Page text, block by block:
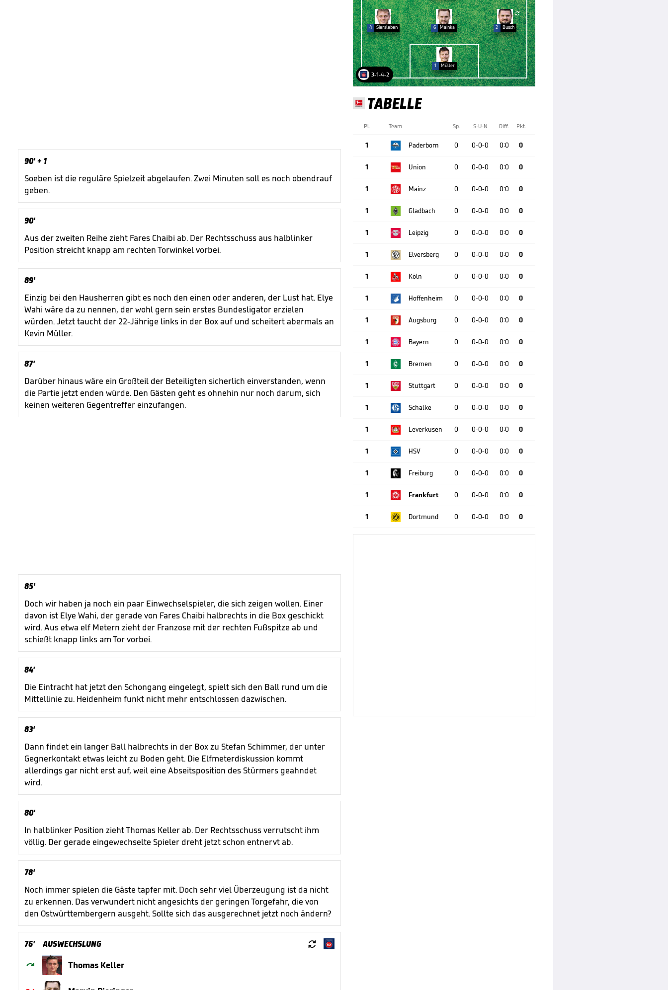
90'+ 1
Soeben ist die reguläre Spielzeit abgelaufen. Zwei Minuten soll es noch obendrauf
geben.
90'
Aus der zweiten Reihe zieht Fares Chaibi ab. Der Rechtsschuss aus halblinker
Position streicht knapp am rechten Torwinkel vorbei.
89'
Einzig bei den Hausherren gibt es noch den einen oder anderen, der Lust hat. Elye
Wahi wäre da zu nennen, der wohl gern sein erstes Bundesligator erzielen
würden. Jetzt taucht der 22-Jährige links in der Box auf und scheitert abermals an
Kevin Müller.
87'
Darüber hinaus wäre ein Großteil der Beteiligten sicherlich einverstanden, wenn
die Partie jetzt enden würde. Den Gästen geht es ohnehin nur noch darum, sich
keinen weiteren Gegentreffer einzufangen.
85'
Doch wir haben ja noch ein paar Einwechselspieler, die sich zeigen wollen. Einer
davon ist Elye Wahi, der gerade von Fares Chaibi halbrechts in die Box geschickt
wird. Aus etwa elf Metern zieht der Franzose mit der rechten Fußspitze ab und
schießt knapp links am Tor vorbei.
84'
Die Eintracht hat jetzt den Schongang eingelegt, spielt sich den Ball rund um die
Mittellinie zu. Heidenheim funkt nicht mehr entschlossen dazwischen.
83'
Dann findet ein langer Ball halbrechts in der Box zu Stefan Schimmer, der unter
Gegnerkontakt etwas leicht zu Boden geht. Die Elfmeterdiskussion kommt
allerdings gar nicht erst auf, weil eine Abseitsposition des Stürmers geahndet
wird.
80'
In halblinker Position zieht Thomas Keller ab. Der Rechtsschuss verrutscht ihm
völlig. Der gerade eingewechselte Spieler dreht jetzt schon entnervt ab.
78'
Noch immer spielen die Gäste tapfer mit. Doch sehr viel Überzeugung ist da nicht
zu erkennen. Das verwundert nicht angesichts der geringen Torgefahr, die von
den Ostwürttembergern ausgeht. Sollte sich das ausgerechnet jetzt noch ändern?
76' AUSWECHSLUNG 
 Thomas Keller
3-1-4-2
1 Müller
4 Siersleben 6 Mainka

2 Busch
TABELLE
Pl. Team Sp. S-U-N Diff. Pkt.
1 Paderborn 0 0-0-0 0:0 0
1 Union 0 0-0-0 0:0 0
1 Mainz 0 0-0-0 0:0 0
1 Gladbach 0 0-0-0 0:0 0
1 Leipzig 0 0-0-0 0:0 0
1 Elversberg 0 0-0-0 0:0 0
1 Köln 0 0-0-0 0:0 0
1 Hoffenheim 0 0-0-0 0:0 0
1 Augsburg 0 0-0-0 0:0 0
1 Bayern 0 0-0-0 0:0 0
1 Bremen 0 0-0-0 0:0 0
1 Stuttgart 0 0-0-0 0:0 0
1 Schalke 0 0-0-0 0:0 0
1 Leverkusen 0 0-0-0 0:0 0
1 HSV 0 0-0-0 0:0 0
1 Freiburg 0 0-0-0 0:0 0
1 Frankfurt 0 0-0-0 0:0 0
1 Dortmund 0 0-0-0 0:0 0